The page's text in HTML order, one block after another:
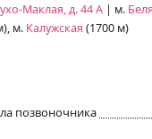
Маклая, д. 44 А | м.
м. Калужская (1700 м)
позвоночника